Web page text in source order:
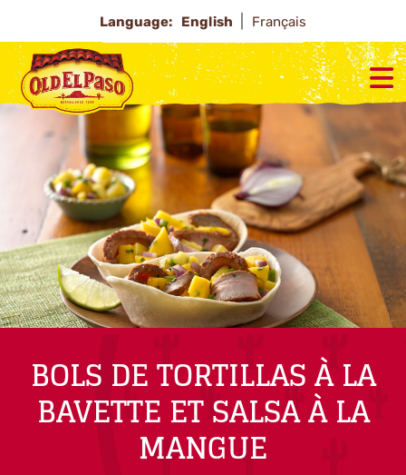
Language: English Français
BOLS DE TORTILLAS À LA
BAVETTE ET SALSA À LA
MANGUE